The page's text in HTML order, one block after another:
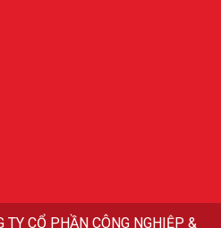
TY CỔ PHẦN CÔNG NGHIỆP &